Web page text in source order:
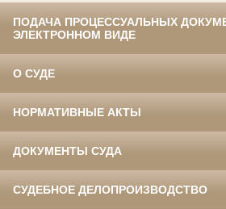
ПОДАЧА ПРОЦЕССУАЛЬНЫХ
ЭЛЕКТРОННОМ ВИДЕ
О СУДЕ
НОРМАТИВНЫЕ АКТЫ
ДОКУМЕНТЫ СУДА
СУДЕБНОЕ ДЕЛОПРОИЗВОДСТВО